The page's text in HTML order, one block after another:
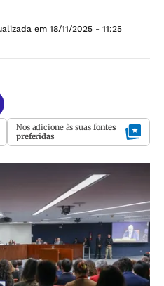
em 18/11/2025 - 11:25
Nos adicione às suas fontes
preferidas